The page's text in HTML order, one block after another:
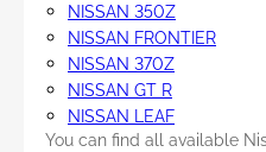
NISSAN 350Z
NISSAN FRONTIER
NISSAN 370Z
NISSAN GT R
NISSAN LEAF
You can find all available